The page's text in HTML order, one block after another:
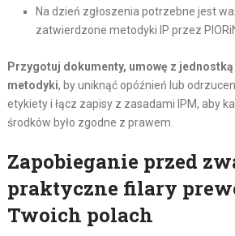
Na dzień zgłoszenia potrzebne jest
zatwierdzone metodyki IP przez
Przygotuj dokumenty, umowę z
metodyki, by uniknąć opóźnień lub
etykiety i łącz zapisy z zasadami IPM, aby
środków było zgodne z prawem.
Zapobieganie przed
praktyczne filary
Twoich polach